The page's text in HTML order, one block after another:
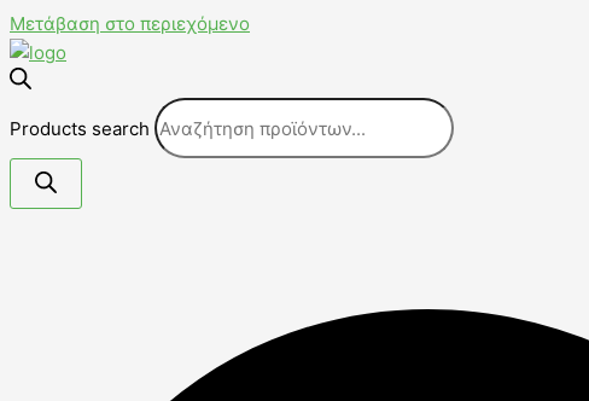
Μετάβαση στο περιεχόμενο
Products search